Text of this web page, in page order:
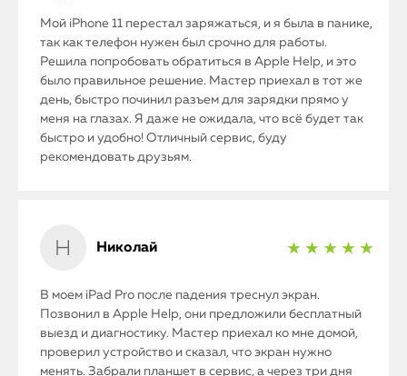
Мой iPhone 11 перестал заряжаться, и я была в панике,
так как телефон нужен был срочно для работы.
Решила попробовать обратиться в Apple Help, и это
было правильное решение. Мастер приехал в тот же
день, быстро починил разъем для зарядки прямо у
меня на глазах. Я даже не ожидала, что всё будет так
быстро и удобно! Отличный сервис, буду
рекомендовать друзьям.
Николай ★ ★ ★ ★ ★
В моем iPad Pro после падения треснул экран.
Позвонил в Apple Help, они предложили бесплатный
выезд и диагностику. Мастер приехал ко мне домой,
проверил устройство и сказал, что экран нужно
менять. Забрали планшет в сервис, а через три дня